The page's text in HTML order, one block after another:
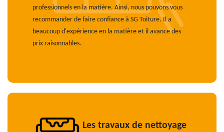
professionnels en la matière. Ainsi, nous pouvons vous
recommander de faire confiance à SG Toiture. Il a
beaucoup d'expérience en la matière et il avance des
prix raisonnables.
Les travaux de nettoyage